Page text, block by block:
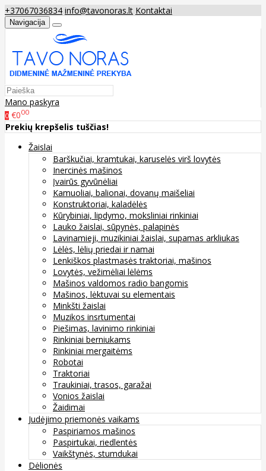
+37067036834 info@tavonoras.lt Kontaktai
Navigacija
Mano paskyra
0 €000
Prekių krepšelis tuščias!
Žaislai
Barškučiai, kramtukai, karuselės virš lovytės
Inercinės mašinos
Įvairūs gyvūnėliai
Kamuoliai, balionai, dovanų maišeliai
Konstruktoriai, kaladėlės
Kūrybiniai, lipdymo, moksliniai rinkiniai
Lauko žaislai, sūpynės, palapinės
Lavinamieji, muzikiniai žaislai, supamas arkliukas
Lėlės, lėlių priedai ir namai
Lenkiškos plastmasės traktoriai, mašinos
Lovytės, vežimėliai lėlėms
Mašinos valdomos radio bangomis
Mašinos, lėktuvai su elementais
Minkšti žaislai
Muzikos insrtumentai
Piešimas, lavinimo rinkiniai
Rinkiniai berniukams
Rinkiniai mergaitėms
Robotai
Traktoriai
Traukiniai, trasos, garažai
Vonios žaislai
Žaidimai
Judėjimo priemonės vaikams
Paspiriamos mašinos
Paspirtukai, riedlentės
Vaikštynės, stumdukai
Dėlionės